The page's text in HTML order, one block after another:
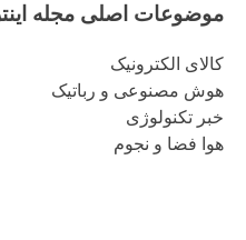
موضوعات اصلی مجله
کالای الکترونیک
هوش مصنوعی و رباتیک
خبر تکنولوژی
هوا فضا و نجوم